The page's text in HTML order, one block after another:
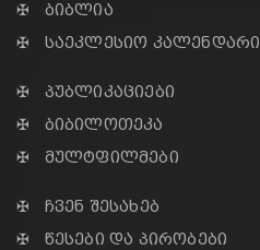
✠ ბიბლია
✠ საეკლესიო კალენდარი
✠ პუბლიკაციები
✠ ბიბილოთეკა
✠ მულტფილმები
✠ ჩვენ შესახებ
✠ წესები და პირობები